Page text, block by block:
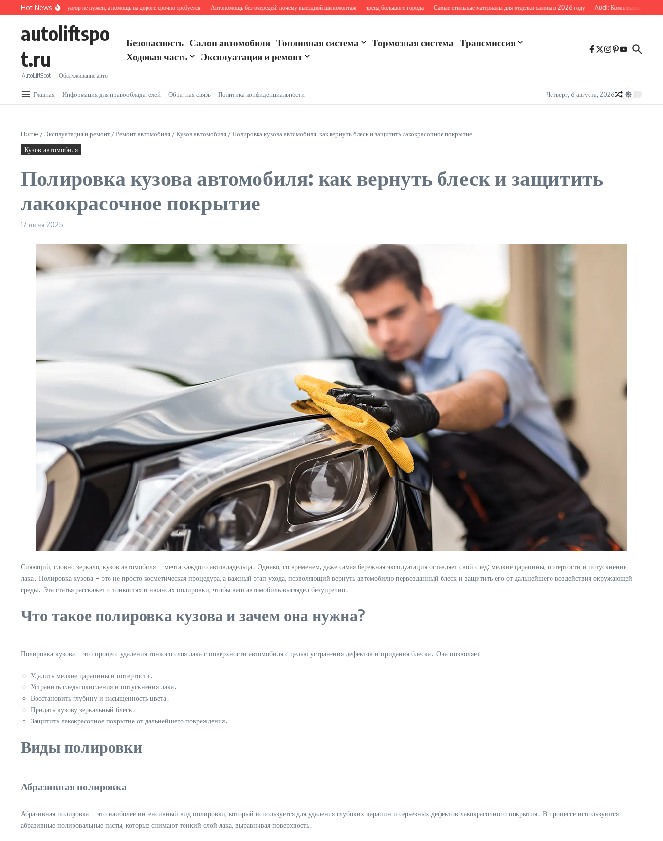
Перейти к содержанию
Hot News
если эвакуатор не нужен, а помощь на дороге срочно требуется Автопомощь без очередей: почему выездной шиномонтаж — тренд большого города Самые стильные материалы для отделки салона в 2026 году Audi: Комплексная
autoliftspo
t.ru
AutoLiftSpot — Обслуживание авто
Безопасность Салон автомобиля Топливная система Тормозная система Трансмиссия
Ходовая часть
Эксплуатация и ремонт
Главная Информация для правообладателей Обратная связь Политика конфиденциальности Четверг, 6 августа, 2026
Home /Эксплуатация и ремонт /Ремонт автомобиля /Кузов автомобиля /Полировка кузова автомобиля: как вернуть блеск и защитить лакокрасочное покрытие
Кузов автомобиля
Полировка кузова автомобиля: как вернуть блеск и защитить
лакокрасочное покрытие
17 июня 2025
Сияющий, словно зеркало, кузов автомобиля – мечта каждого автовладельца․ Однако, со временем, даже самая бережная эксплуатация оставляет свой след: мелкие царапины, потертости и потускнение
лака․ Полировка кузова – это не просто косметическая процедура, а важный этап ухода, позволяющий вернуть автомобилю первозданный блеск и защитить его от дальнейшего воздействия окружающей
среды․ Эта статья расскажет о тонкостях и нюансах полировки, чтобы ваш автомобиль выглядел безупречно․
Что такое полировка кузова и зачем она нужна?
Полировка кузова – это процесс удаления тонкого слоя лака с поверхности автомобиля с целью устранения дефектов и придания блеска․ Она позволяет:
Удалить мелкие царапины и потертости․
Устранить следы окисления и потускнения лака․
Восстановить глубину и насыщенность цвета․
Придать кузову зеркальный блеск․
Защитить лакокрасочное покрытие от дальнейшего повреждения․
Виды полировки
Абразивная полировка
Абразивная полировка – это наиболее интенсивный вид полировки, который используется для удаления глубоких царапин и серьезных дефектов лакокрасочного покрытия․ В процессе используются
абразивные полировальные пасты, которые снимают тонкий слой лака, выравнивая поверхность․